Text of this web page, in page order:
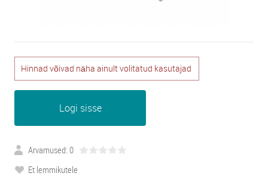
Hinnad võivad näha ainult volitatud kasutajad
Logi sisse
Arvamused: 0
Et lemmikutele